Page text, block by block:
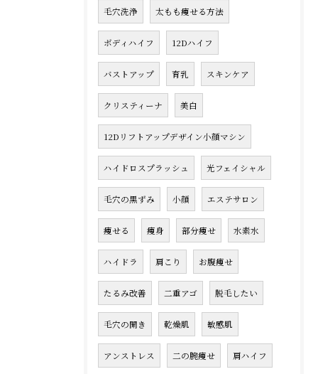
毛穴洗浄 太もも痩せる方法
ボディハイフ 12Dハイフ
バストアップ 育乳 スキンケア
クリスティーナ 美白
12Dリフトアップデザイン小顔マシン
ハイドロスプラッシュ 光フェイシャル
毛穴の黒ずみ 小顔 エステサロン
痩せる 痩身 部分痩せ 水素水
ハイドラ 肩こり お腹痩せ
たるみ改善 二重アゴ 脱毛したい
毛穴の開き 乾燥肌 敏感肌
アンストレス 二の腕痩せ 肩ハイフ